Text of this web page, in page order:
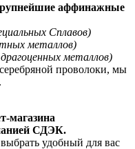
аффинажные
Сплавов)
металлов)
металлов)
проволоки, мы
магазина
СДЭК.
удобный для вас